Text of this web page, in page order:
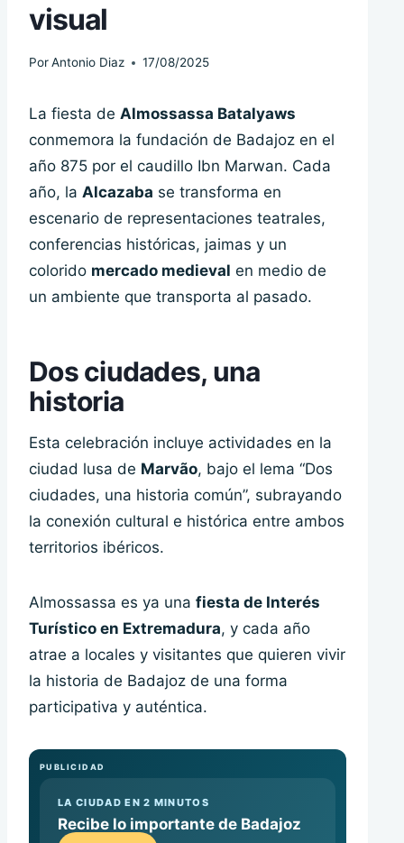
visual
PorAntonio Diaz 17/08/2025
La fiesta de Almossassa Batalyaws
conmemora la fundación de Badajoz en el
año 875 por el caudillo Ibn Marwan. Cada
año, la Alcazaba se transforma en
escenario de representaciones teatrales,
conferencias históricas, jaimas y un
colorido mercado medieval en medio de
un ambiente que transporta al pasado.
Dos ciudades, una
historia
Esta celebración incluye actividades en la
ciudad lusa de Marvão, bajo el lema “Dos
ciudades, una historia común”, subrayando
la conexión cultural e histórica entre ambos
territorios ibéricos.
Almossassa es ya una fiesta de Interés
Turístico en Extremadura, y cada año
atrae a locales y visitantes que quieren vivir
la historia de Badajoz de una forma
participativa y auténtica.
PUBLICIDAD
LA CIUDAD EN 2 MINUTOS
Recibe lo importante de Badajoz